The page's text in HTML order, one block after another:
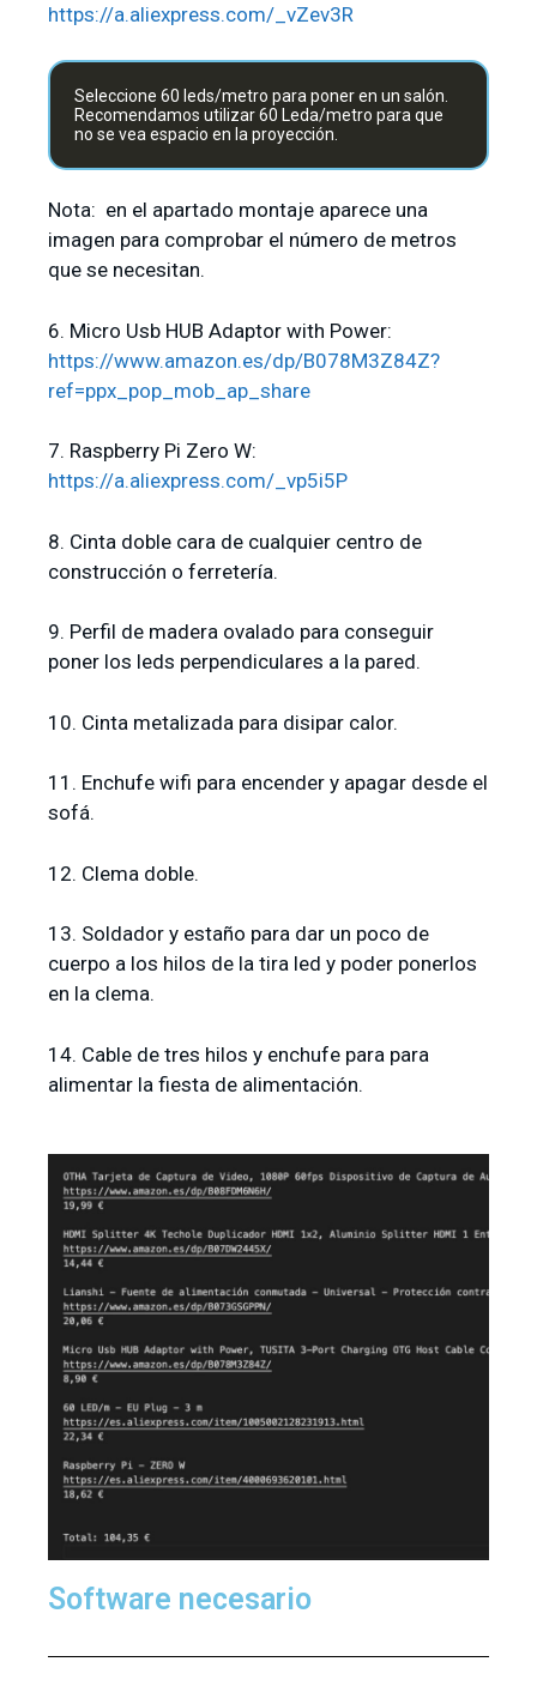
https://a.aliexpress.com/_vZev3R
Seleccione 60 leds/metro para poner en un salón.
Recomendamos utilizar 60 Leda/metro para que
no se vea espacio en la proyección.
Nota: en el apartado montaje aparece una
imagen para comprobar el número de metros
que se necesitan.
6. Micro Usb HUB Adaptor with Power:
https://www.amazon.es/dp/B078M3Z84Z?
ref=ppx_pop_mob_ap_share
7. Raspberry Pi Zero W:
https://a.aliexpress.com/_vp5i5P
8. Cinta doble cara de cualquier centro de
construcción o ferretería.
9. Perfil de madera ovalado para conseguir
poner los leds perpendiculares a la pared.
10. Cinta metalizada para disipar calor.
11. Enchufe wifi para encender y apagar desde el
sofá.
12. Clema doble.
13. Soldador y estaño para dar un poco de
cuerpo a los hilos de la tira led y poder ponerlos
en la clema.
14. Cable de tres hilos y enchufe para para
alimentar la fiesta de alimentación.
Software necesario